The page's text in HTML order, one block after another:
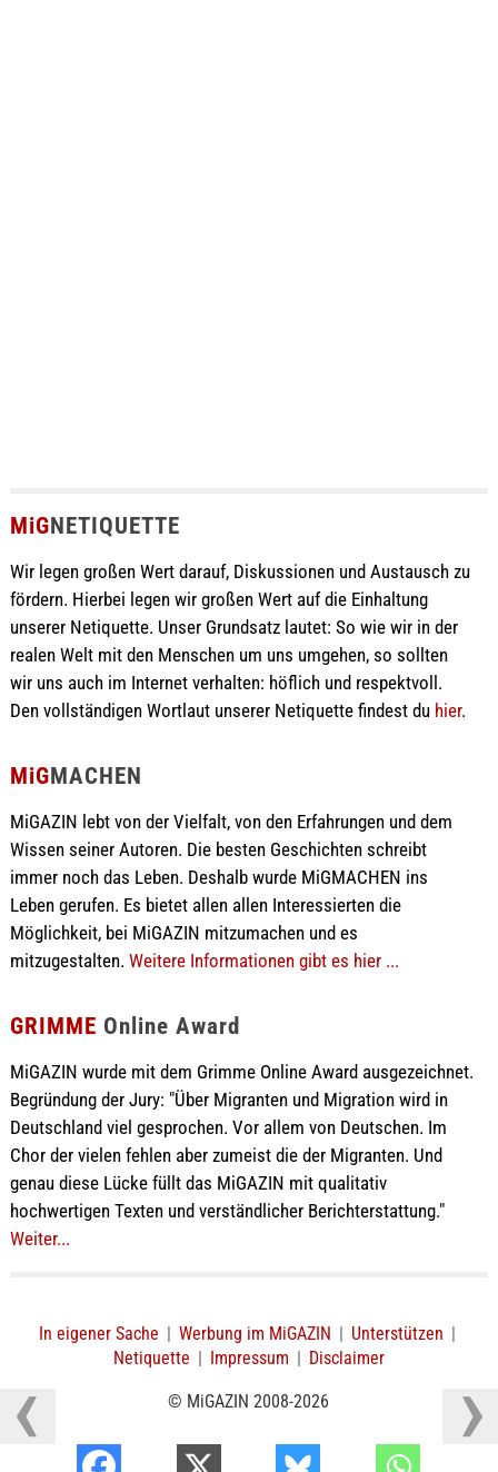
MiGNETIQUETTE
Wir legen großen Wert darauf, Diskussionen und Austausch zu
fördern. Hierbei legen wir großen Wert auf die Einhaltung
unserer Netiquette. Unser Grundsatz lautet: So wie wir in der
realen Welt mit den Menschen um uns umgehen, so sollten
wir uns auch im Internet verhalten: höflich und respektvoll.
Den vollständigen Wortlaut unserer Netiquette findest du hier.
MiGMACHEN
MiGAZIN lebt von der Vielfalt, von den Erfahrungen und dem
Wissen seiner Autoren. Die besten Geschichten schreibt
immer noch das Leben. Deshalb wurde MiGMACHEN ins
Leben gerufen. Es bietet allen allen Interessierten die
Möglichkeit, bei MiGAZIN mitzumachen und es
mitzugestalten. Weitere Informationen gibt es hier ...
GRIMME Online Award
MiGAZIN wurde mit dem Grimme Online Award ausgezeichnet.
Begründung der Jury: "Über Migranten und Migration wird in
Deutschland viel gesprochen. Vor allem von Deutschen. Im
Chor der vielen fehlen aber zumeist die der Migranten. Und
genau diese Lücke füllt das MiGAZIN mit qualitativ
hochwertigen Texten und verständlicher Berichterstattung."
Weiter...
In eigener Sache | Werbung im MiGAZIN | Unterstützen |
Netiquette | Impressum | Disclaimer
© MiGAZIN 2008-2026